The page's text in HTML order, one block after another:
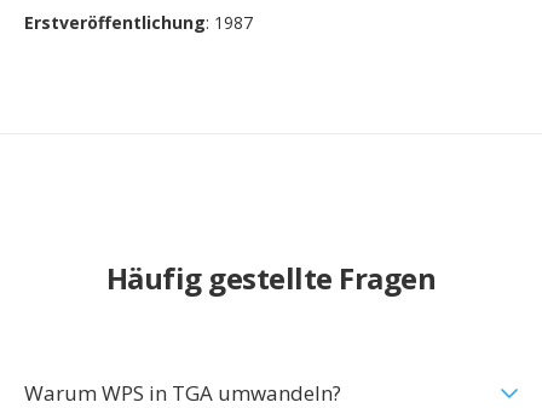
Erstveröffentlichung: 1987
Häufig gestellte Fragen
Warum WPS in TGA umwandeln?